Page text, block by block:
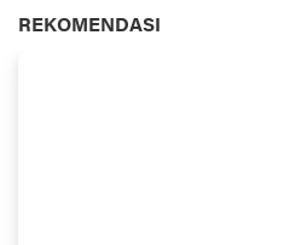
REKOMENDASI